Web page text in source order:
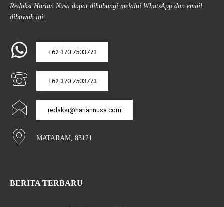
Redaksi Harian Nusa dapat dihubungi melalui WhatsApp dan email
dibawah ini:
+62 370 7503773
+62 370 7503773
redaksi@hariannusa.com
MATARAM, 83121
BERITA TERBARU